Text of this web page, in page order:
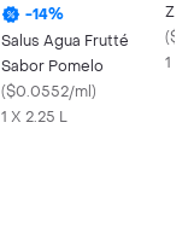
-14%
Salus Agua Frutté
Sabor Pomelo
($0.0552/ml)
1 X 2.25 L
(
1 X